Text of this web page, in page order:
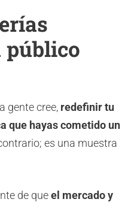
público
gente cree, redefinir tu
que hayas cometido un
es una muestra
de queel mercado y